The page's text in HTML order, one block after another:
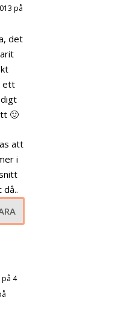
på
det
ett
🙂
att
i
då..
på 4